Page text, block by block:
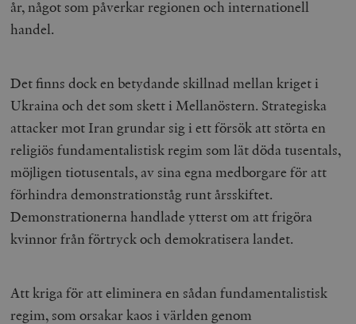
år, något som påverkar regionen och internationell
handel.
Det finns dock en betydande skillnad mellan kriget i
Ukraina och det som skett i Mellanöstern. Strategiska
attacker mot Iran grundar sig i ett försök att störta en
religiös fundamentalistisk regim som lät döda tusentals,
möjligen tiotusentals, av sina egna medborgare för att
förhindra demonstrationståg runt årsskiftet.
Demonstrationerna handlade ytterst om att frigöra
kvinnor från förtryck och demokratisera landet.
Att kriga för att eliminera en sådan fundamentalistisk
regim, som orsakar kaos i världen genom